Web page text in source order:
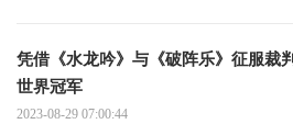
凭借《水龙吟》与《破阵乐》征服裁
世界冠军
2023-08-29 07:00:44